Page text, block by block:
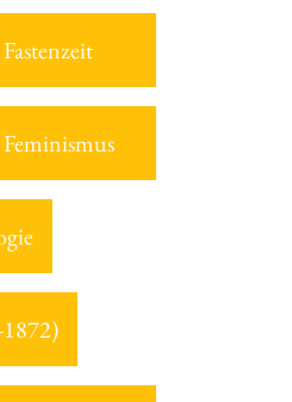
Fastenzeit
Feminismus